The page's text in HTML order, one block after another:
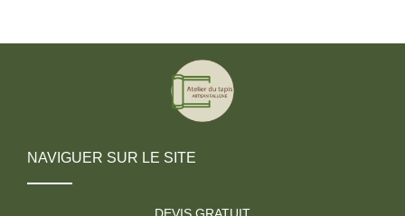
NAVIGUER SUR LE SITE
DEVIS GRATUIT